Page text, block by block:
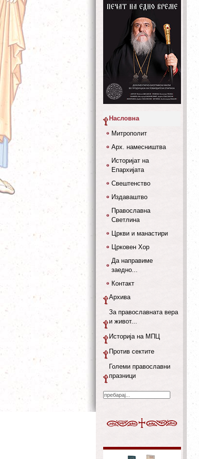
Насловна
Митрополит
Арх. намесништва
Историјат на
Епархијата
Свештенство
Издаваштво
Православна
Светлина
Цркви и манастири
Црковен Хор
Да направиме
заедно...
Контакт
Архива
За православната вера
и живот...
Историја на МПЦ
Против сектите
Големи православни
празници